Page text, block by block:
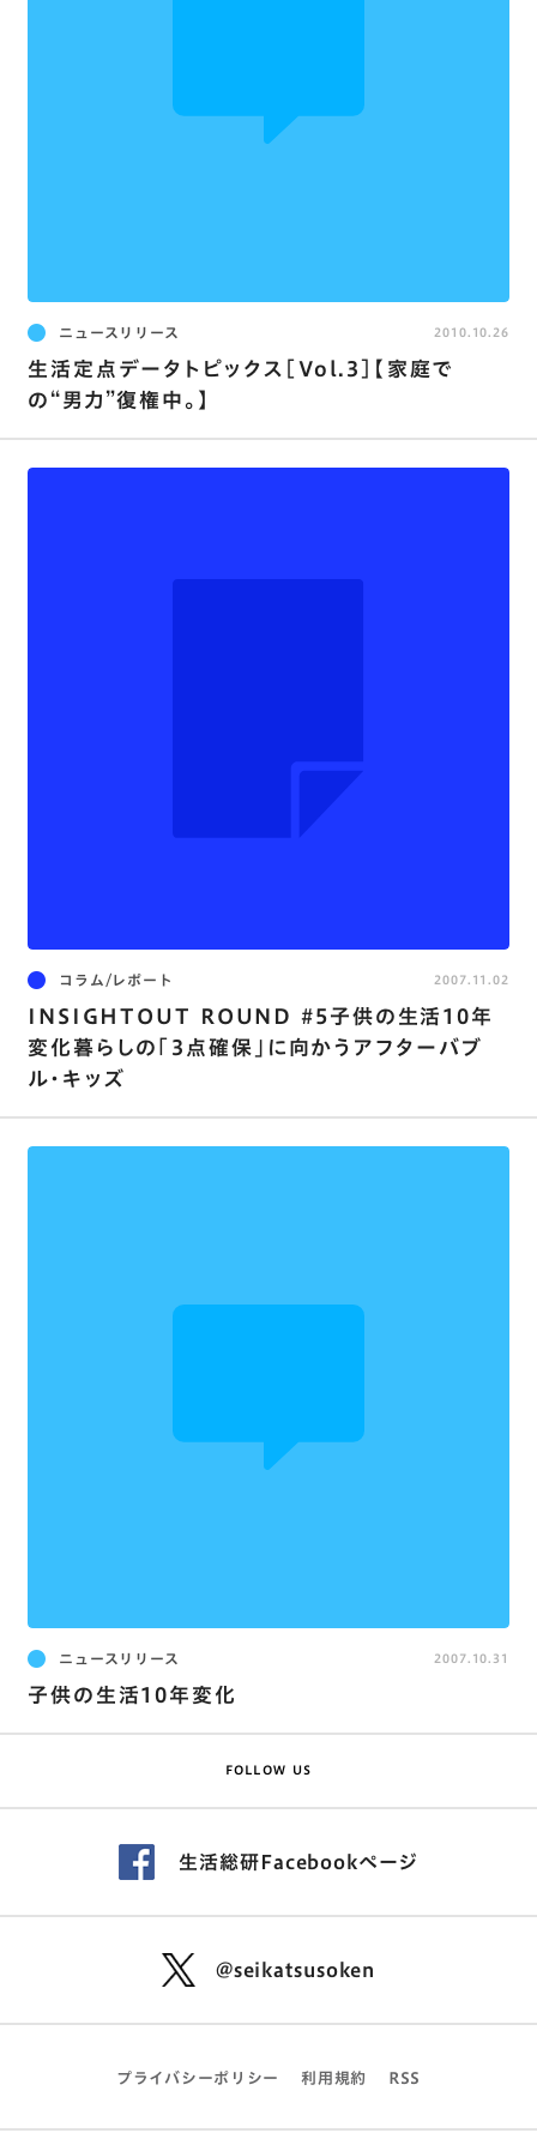
ニュースリリース
生活定点データトピックス［Vol.3］【家庭で
の“男力”復権中。】
2010.10.26
コラム/レポート
INSIGHTOUT ROUND #5子供の生活10年
変化暮らしの「3点確保」に向かうアフターバブ
ル・キッズ
2007.11.02
ニュースリリース
子供の生活10年変化
2007.10.31
FOLLOW US
生活総研Facebookページ
@seikatsusoken
プライバシーポリシー 利用規約 RSS